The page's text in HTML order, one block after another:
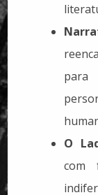
O
com